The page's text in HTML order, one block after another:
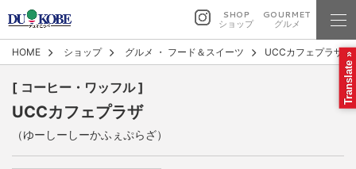
SHOP
ショップ
GOURMET
グルメ
HOME ショップ グルメ ・ フード＆スイーツ UCCカフェプラザ
[ コーヒー・ワッフル ]
UCCカフェプラザ
（ゆーしーしーかふぇぷらざ）
Translate »